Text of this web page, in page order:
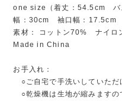
one size（着丈：54.5cm
幅：30cm 袖口幅：17.5cm
素材： コットン70% ナイロ
Made in China
お手入れ：
○ご自宅で手洗いしていた
○乾燥機は生地が縮みますの